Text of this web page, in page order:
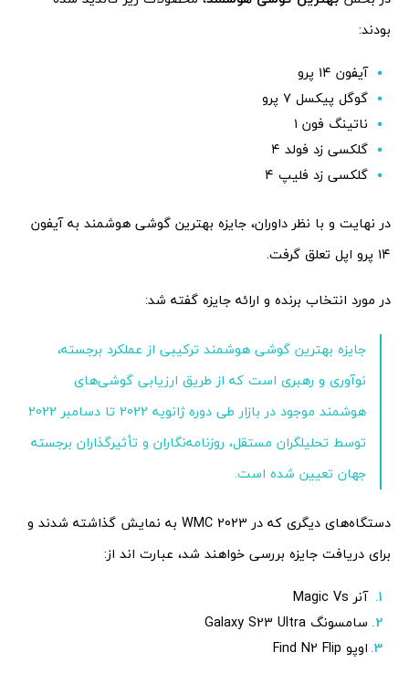
بودند:
آیفون ۱۴ پرو
گوگل پیکسل ۷ پرو
ناتینگ فون ۱
گلکسی زد فولد ۴
گلکسی زد فلیپ ۴
در نهایت و با نظر داوران، جایزه بهترین گوشی هوشمند به آیفون
۱۴ پرو اپل تعلق گرفت.
در مورد انتخاب برنده و ارائه جایزه گفته شد:
جایزه بهترین گوشی هوشمند ترکیبی از عملکرد برجسته،
نوآوری و رهبری است که از طریق ارزیابی گوشی‌های
هوشمند موجود در بازار طی دوره ژانویه 2022 تا دسامبر 2022
توسط تحلیلگران مستقل، روزنامه‌نگاران و تأثیرگذاران برجسته
جهان تعیین شده است.
دستگاه‌های دیگری که در WMC 2023 به نمایش گذاشته شدند و
برای دریافت جایزه بررسی خواهند شد، عبارت اند از:
آنر Magic Vs
سامسونگ Galaxy S23 Ultra
اوپو Find N2 Flip